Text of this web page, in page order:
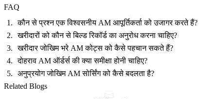
FAQ
कौन से प्रश्न एक विश्वसनीय AM आपूर्तिकर्ता को उजागर करते हैं?
खरीदारों को कौन से बिल्ड रिकॉर्ड का अनुरोध करना चाहिए?
खरीदार जोखिम भरे AM कोट्स को कैसे पहचान सकते हैं?
दोहराव AM ऑर्डर्स की क्या समीक्षा होनी चाहिए?
अनुप्रयोग जोखिम AM सोर्सिंग को कैसे बदलता है?
Related Blogs